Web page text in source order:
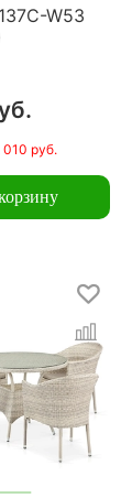
W53
010 руб.